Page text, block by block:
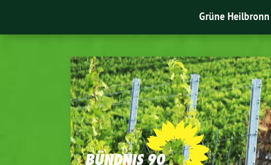
Grüne Heilbronn